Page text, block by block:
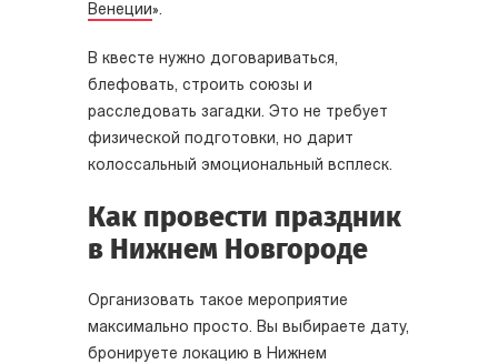
Венеции».
В квесте нужно договариваться,
блефовать, строить союзы и
расследовать загадки. Это не требует
физической подготовки, но дарит
колоссальный эмоциональный всплеск.
Как провести праздник
в Нижнем Новгороде
Организовать такое мероприятие
максимально просто. Вы выбираете дату,
бронируете локацию в Нижнем